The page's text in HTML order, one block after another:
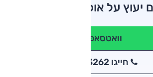
יעוץ על אופל ויוארו?
וואטסאפ
חייגו 3262